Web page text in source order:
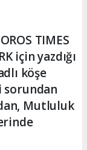
TIMES
için yazdığı
köşe
sorundan
Mutluluk